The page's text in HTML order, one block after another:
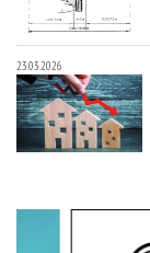
23.03.2026